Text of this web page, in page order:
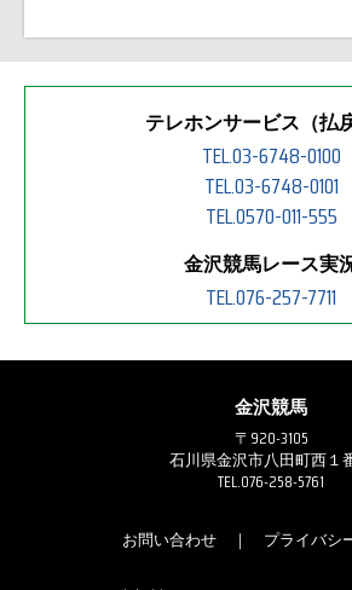
テレホンサービス（払
TEL.03-6748-0100
TEL.03-6748-0101
TEL.0570-011-555
金沢競馬レース実
TEL.076-257-7711
金沢競馬
〒920-3105
石川県金沢市八田町西１
TEL.076-258-5761
お問い合わせ｜ プライバシ